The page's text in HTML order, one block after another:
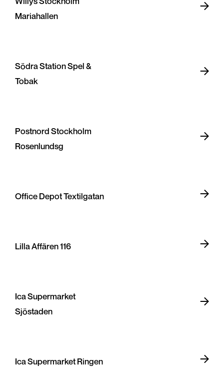
Mariahallen
Södra Station Spel &
Tobak
Postnord Stockholm
Rosenlundsg
Office Depot Textilgatan
Lilla Affären 116
Ica Supermarket
Sjöstaden
Ica Supermarket Ringen